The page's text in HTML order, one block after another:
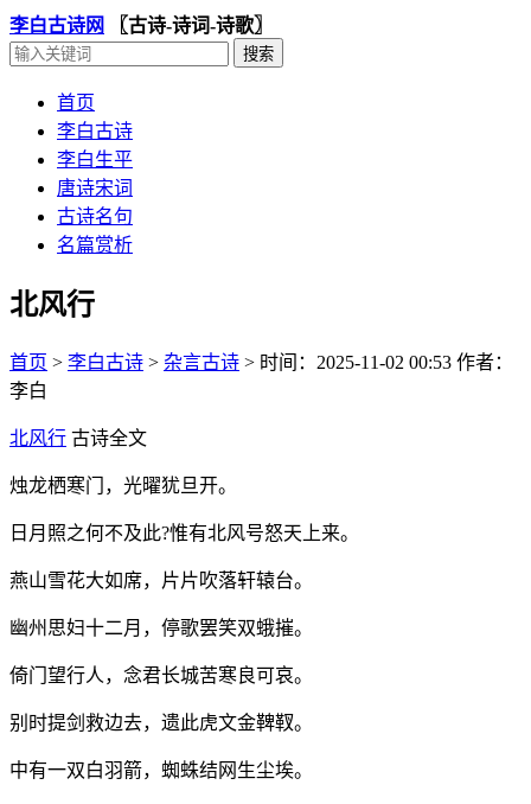
李白古诗网 〖古诗-诗词-诗歌〗
首页
李白古诗
李白生平
唐诗宋词
古诗名句
名篇赏析
北风行
首页 > 李白古诗 > 杂言古诗 > 时间：2025-11-02 00:53 作者：
李白
北风行 古诗全文
烛龙栖寒门，光曜犹旦开。
日月照之何不及此?惟有北风号怒天上来。
燕山雪花大如席，片片吹落轩辕台。
幽州思妇十二月，停歌罢笑双蛾摧。
倚门望行人，念君长城苦寒良可哀。
别时提剑救边去，遗此虎文金鞞靫。
中有一双白羽箭，蜘蛛结网生尘埃。